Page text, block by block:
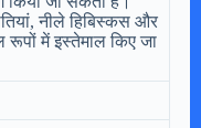
नीले हिबिस्कस और
में इस्तेमाल किए जा